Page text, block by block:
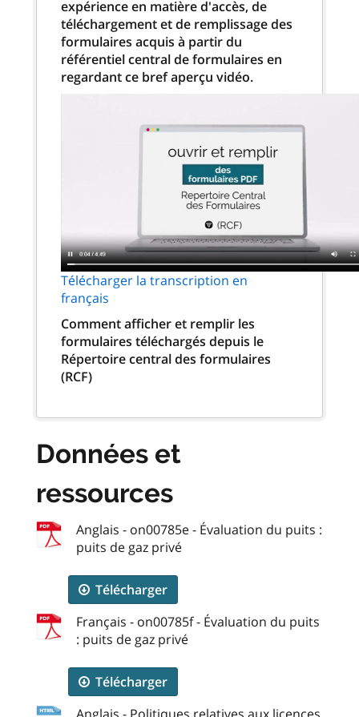
expérience en matière d'accès, de
téléchargement et de remplissage des
formulaires acquis à partir du
référentiel central de formulaires en
regardant ce bref aperçu vidéo.
Télécharger la transcription en
français
Comment afficher et remplir les
formulaires téléchargés depuis le
Répertoire central des formulaires
(RCF)
Données et
ressources
Anglais - on00785e - Évaluation du puits :
puits de gaz privé
Télécharger
Français - on00785f - Évaluation du puits
: puits de gaz privé
Télécharger
Anglais - Politiques relatives aux licences